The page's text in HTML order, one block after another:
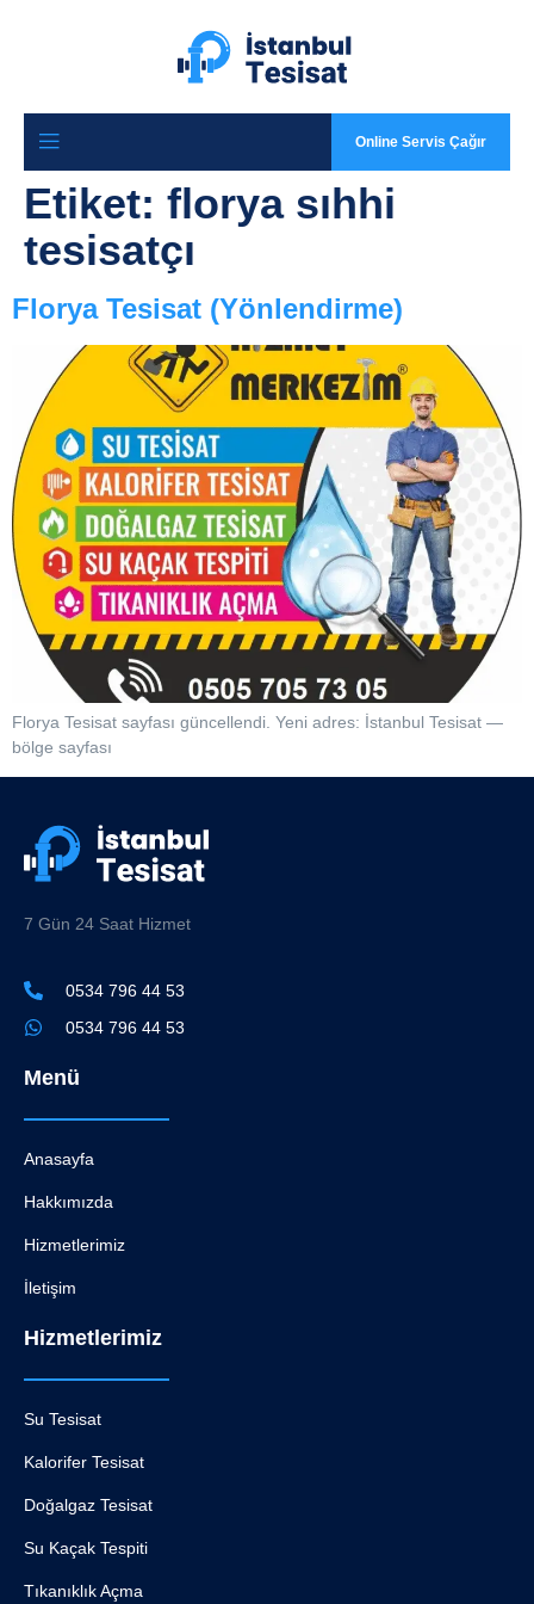
Online Servis Çağır
Etiket: florya sıhhi
tesisatçı
Florya Tesisat (Yönlendirme)
Florya Tesisat sayfası güncellendi. Yeni adres: İstanbul Tesisat —
bölge sayfası
7 Gün 24 Saat Hizmet
0534 796 44 53
0534 796 44 53
Menü
Anasayfa
Hakkımızda
Hizmetlerimiz
İletişim
Hizmetlerimiz
Su Tesisat
Kalorifer Tesisat
Doğalgaz Tesisat
Su Kaçak Tespiti
Tıkanıklık Açma